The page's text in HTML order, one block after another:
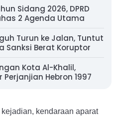
Sidang 2026, DPRD
2 Agenda Utama
Turun ke Jalan, Tuntut
Sanksi Berat Koruptor
Kota Al-Khalil,
Hebron 1997
kendaraan aparat